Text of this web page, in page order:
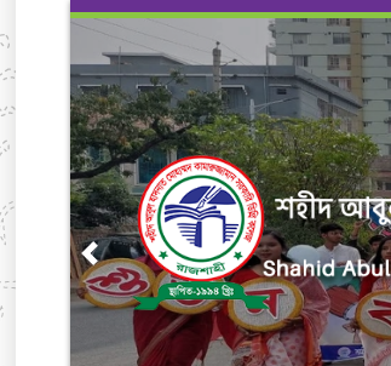
Previous